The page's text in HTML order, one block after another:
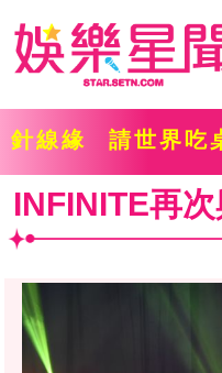
針線緣 請世界吃
INFINITE再